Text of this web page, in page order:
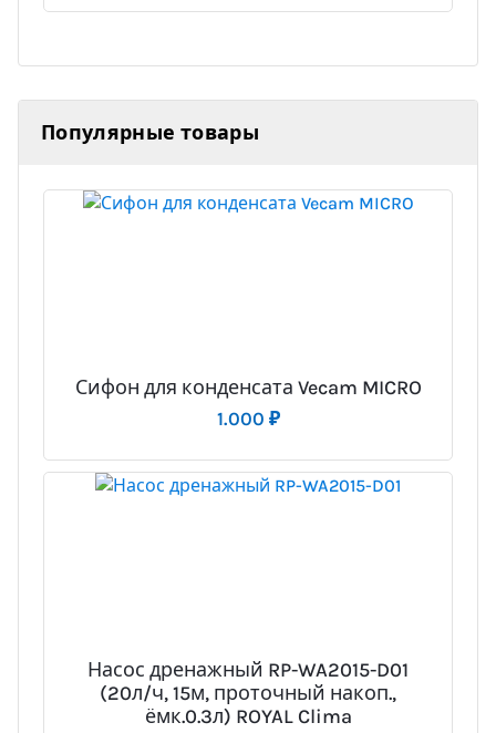
Популярные товары
Сифон для конденсата Vecam MICRO
1.000 ₽
Насос дренажный RP-WA2015-D01
(20л/ч, 15м, проточный накоп.,
ёмк.0.3л) ROYAL Clima